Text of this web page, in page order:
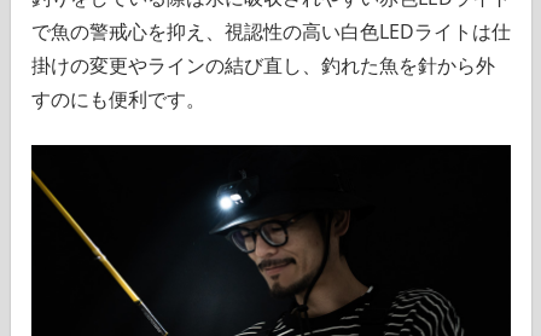
で魚の警戒心を抑え、視認性の高い白色LEDライトは仕
掛けの変更やラインの結び直し、釣れた魚を針から外
すのにも便利です。